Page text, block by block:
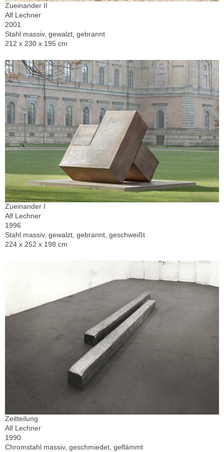
Zueinander II
Alf Lechner
2001
Stahl massiv, gewalzt, gebrannt
212 x 230 x 195 cm
Zueinander I
Alf Lechner
1996
Stahl massiv, gewalzt, gebrannt, geschweißt
224 x 252 x 198 cm
Zeitteilung
Alf Lechner
1990
Chromstahl massiv, geschmiedet, geflämmt